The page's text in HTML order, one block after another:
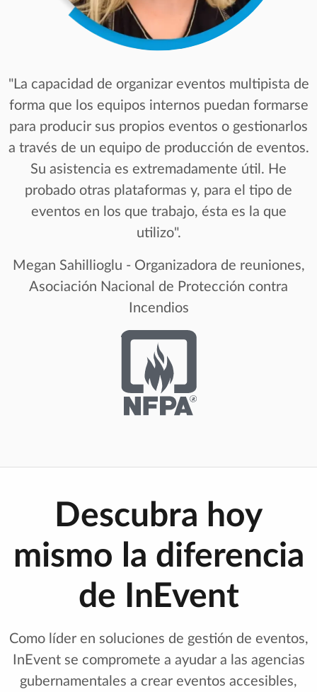
"La capacidad de organizar eventos multipista de
forma que los equipos internos puedan formarse
para producir sus propios eventos o gestionarlos
a través de un equipo de producción de eventos.
Su asistencia es extremadamente útil. He
probado otras plataformas y, para el tipo de
eventos en los que trabajo, ésta es la que
utilizo".
Megan Sahillioglu - Organizadora de reuniones,
Asociación Nacional de Protección contra
Incendios
Descubra hoy
mismo la diferencia
de InEvent
Como líder en soluciones de gestión de eventos,
InEvent se compromete a ayudar a las agencias
gubernamentales a crear eventos accesibles,